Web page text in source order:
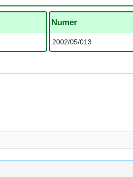
Numer
2002/05/013